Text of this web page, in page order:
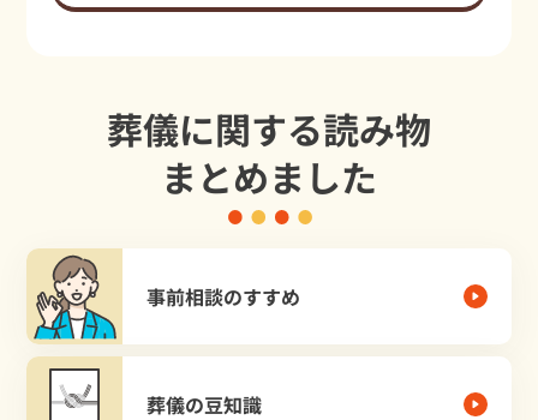
葬儀に関する読み物
まとめました
事前相談のすすめ
葬儀の豆知識